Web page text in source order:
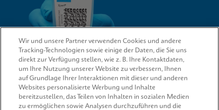
QUICK LINKS
Wir und unsere Partner verwenden Cookies und andere
Tracking-Technologien sowie einige der Daten, die Sie uns
direkt zur Verfügung stellen, wie z. B. Ihre Kontaktdaten,
um Ihre Nutzung unserer Website zu verbessern, Ihnen
auf Grundlage Ihrer Interaktionen mit dieser und anderen
Websites personalisierte Werbung und Inhalte
bereitzustellen, das Teilen von Inhalten in sozialen Medien
zu ermöglichen sowie Analysen durchzuführen und die